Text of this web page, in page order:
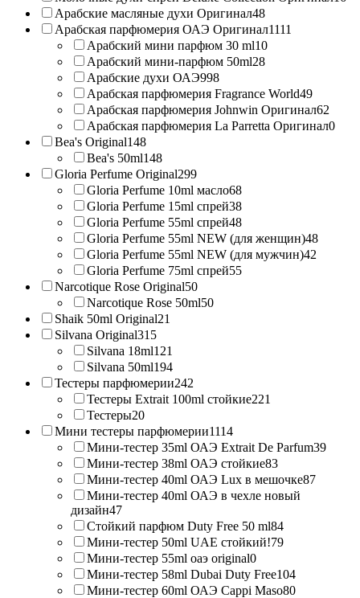
Арабские масляные духи Оригинал48
Арабская парфюмерия ОАЭ Оригинал1111
Арабский мини парфюм 30 ml10
Арабский мини-парфюм 50ml28
Арабские духи ОАЭ998
Арабская парфюмерия Fragrance World49
Арабская парфюмерия Johnwin Оригинал62
Арабская парфюмерия La Parretta Оригинал0
Bea's Original148
Bea's 50ml148
Gloria Perfume Original299
Gloria Perfume 10ml масло68
Gloria Perfume 15ml спрей38
Gloria Perfume 55ml спрей48
Gloria Perfume 55ml NEW (для женщин)48
Gloria Perfume 55ml NEW (для мужчин)42
Gloria Perfume 75ml спрей55
Narcotique Rose Original50
Narcotique Rose 50ml50
Shaik 50ml Original21
Silvana Original315
Silvana 18ml121
Silvana 50ml194
Тестеры парфюмерии242
Тестеры Extrait 100ml стойкие221
Тестеры20
Мини тестеры парфюмерии1114
Мини-тестер 35ml ОАЭ Extrait De Parfum39
Мини-тестер 38ml ОАЭ стойкие83
Мини-тестер 40ml ОАЭ Lux в мешочке87
Мини-тестер 40ml ОАЭ в чехле новый
дизайн47
Стойкий парфюм Duty Free 50 ml84
Мини-тестер 50ml UAE стойкий!79
Мини-тестер 55ml оаэ original0
Мини-тестер 58ml Dubai Duty Free104
Мини-тестер 60ml ОАЭ Cappi Maso80